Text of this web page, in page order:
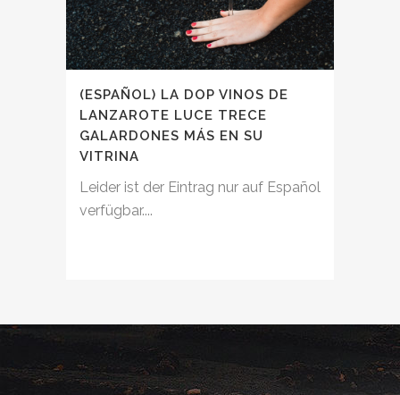
(ESPAÑOL) LA DOP VINOS DE
LANZAROTE LUCE TRECE
GALARDONES MÁS EN SU
VITRINA
Leider ist der Eintrag nur auf Español
verfügbar....